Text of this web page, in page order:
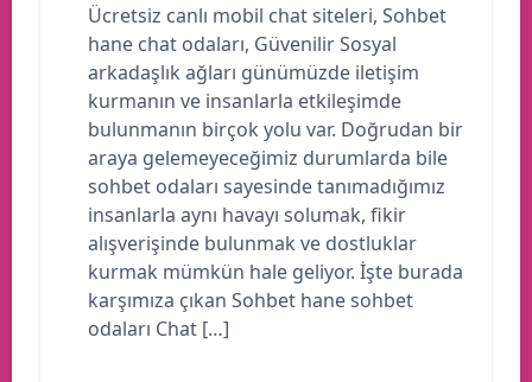
Ücretsiz canlı mobil chat siteleri, Sohbet
hane chat odaları, Güvenilir Sosyal
arkadaşlık ağları günümüzde iletişim
kurmanın ve insanlarla etkileşimde
bulunmanın birçok yolu var. Doğrudan bir
araya gelemeyeceğimiz durumlarda bile
sohbet odaları sayesinde tanımadığımız
insanlarla aynı havayı solumak, fikir
alışverişinde bulunmak ve dostluklar
kurmak mümkün hale geliyor. İşte burada
karşımıza çıkan Sohbet hane sohbet
odaları Chat […]